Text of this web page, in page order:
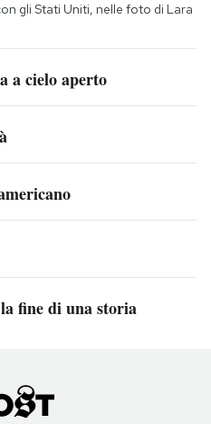
gli Stati Uniti, nelle foto di Lara
a cielo aperto
fine di una storia